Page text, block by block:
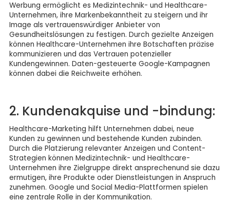
Werbung ermöglicht es Medizintechnik- und Healthcare-
Unternehmen, ihre Markenbekanntheit zu steigern und ihr
Image als vertrauenswürdiger Anbieter von
Gesundheitslösungen zu festigen. Durch gezielte Anzeigen
können Healthcare-Unternehmen ihre Botschaften präzise
kommunizieren und das Vertrauen potenzieller
Kundengewinnen. Daten-gesteuerte Google-Kampagnen
können dabei die Reichweite erhöhen.
2. Kundenakquise und -bindung:
Healthcare-Marketing hilft Unternehmen dabei, neue
Kunden zu gewinnen und bestehende Kunden zubinden.
Durch die Platzierung relevanter Anzeigen und Content-
Strategien können Medizintechnik- und Healthcare-
Unternehmen ihre Zielgruppe direkt ansprechenund sie dazu
ermutigen, ihre Produkte oder Dienstleistungen in Anspruch
zunehmen. Google und Social Media-Plattformen spielen
eine zentrale Rolle in der Kommunikation.